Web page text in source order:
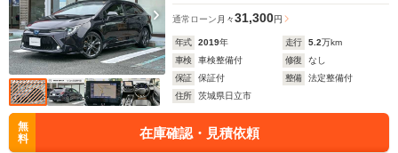
通常ローン 月々31,300円
年式 2019年 走行 5.2万km
車検
車検整備付 修復
なし
保証
保証付 整備
法定整備付
住所
茨城県日立市
無
料
在庫確認・見積依頼